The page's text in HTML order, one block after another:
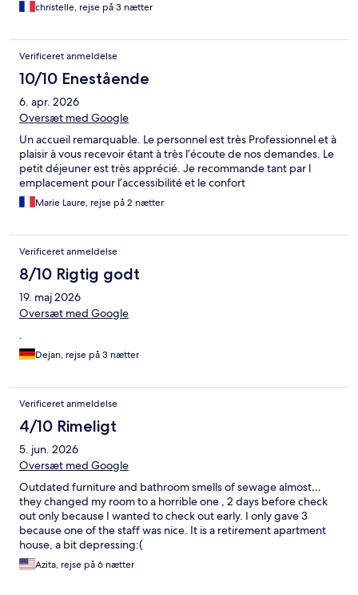
christelle, rejse på 3 nætter
Verificeret anmeldelse
10/10 Enestående
6. apr. 2026
Oversæt med Google
Un accueil remarquable. Le personnel est très Professionnel et à
plaisir à vous recevoir étant à très l’écoute de nos demandes. Le
petit déjeuner est très apprécié. Je recommande tant par l
emplacement pour l’accessibilité et le confort
Marie Laure, rejse på 2 nætter
Verificeret anmeldelse
8/10 Rigtig godt
19. maj 2026
Oversæt med Google
.
Dejan, rejse på 3 nætter
Verificeret anmeldelse
4/10 Rimeligt
5. jun. 2026
Oversæt med Google
Outdated furniture and bathroom smells of sewage almost…
they changed my room to a horrible one , 2 days before check
out only because I wanted to check out early. I only gave 3
because one of the staff was nice. It is a retirement apartment
house, a bit depressing:(
Azita, rejse på 6 nætter